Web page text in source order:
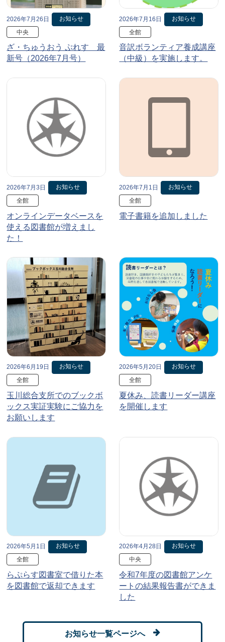
2026年7月26日
お知らせ
中央
ざ・ちゅうおう ぷれす 最
新号（2026年7月号）
2026年7月16日
お知らせ
全館
音訳ボランティア養成講座
（中級）を実施します。
2026年7月3日
お知らせ
全館
オンラインデータベースを
使える図書館が増えまし
た！
2026年7月1日
お知らせ
全館
電子書籍を追加しました
2026年6月19日
お知らせ
全館
玉川総合支所でのブックボ
ックス実証実験にご協力を
お願いします
2026年5月20日
お知らせ
全館
夏休み、読書リーダー講座
を開催します
2026年5月1日
お知らせ
全館
らぷらす図書室で借りた本
を図書館で返却できます
2026年4月28日
お知らせ
中央
令和7年度の図書館アンケ
ートの結果報告書ができま
した
お知らせ一覧ページへ